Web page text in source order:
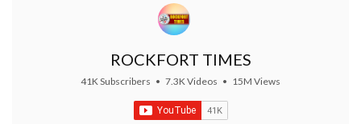
ROCKFORT TIMES
41K Subscribers • 7.3K Videos • 15M Views